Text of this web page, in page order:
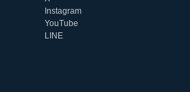
Instagram
YouTube
LINE